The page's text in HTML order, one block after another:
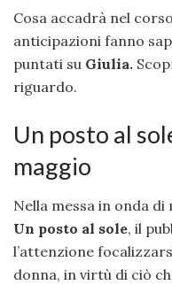
Cosa accadrà nel
anticipazioni fanno
puntati su Giulia.
riguardo.
Un posto al
maggio
Nella messa in onda
Un posto al sole, il
l’attenzione
donna, in virtù di ciò